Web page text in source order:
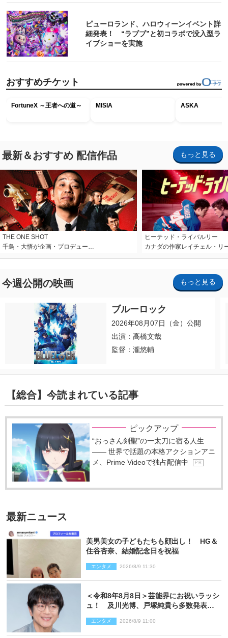
ピューロランド、ハロウィーンイベント詳
細発表！ “ラブブ”と初コラボで没入型ラ
イブショーを実施
おすすめチケット
FortuneX ～王者への道～ MISIA ASKA
最新＆おすすめ 配信作品 もっと見る
THE ONE SHOT
千鳥・大悟が企画・プロデュー…
ヒーテッド・ライバルリー
カナダの作家レイチェル・リ
今週公開の映画 もっと見る
ブルーロック
2026年08月07日（金）公開
出演：高橋文哉
監督：瀧悠輔
【総合】今読まれている記事
ピックアップ
“おっさん剣聖”の一太刀に宿る人生
―― 世界で話題の本格アクションアニ
メ、Prime Videoで独占配信中
P R
最新ニュース
美男美女の子どもたちも顔出し！ HG＆
住谷杏奈、結婚記念日を祝福
エンタメ 2026/8/9 11:30
＜令和8年8月8日＞芸能界にお祝いラッシ
ュ！ 及川光博、戸塚純貴ら多数発表結
エンタメ 2026/8/9 11:00